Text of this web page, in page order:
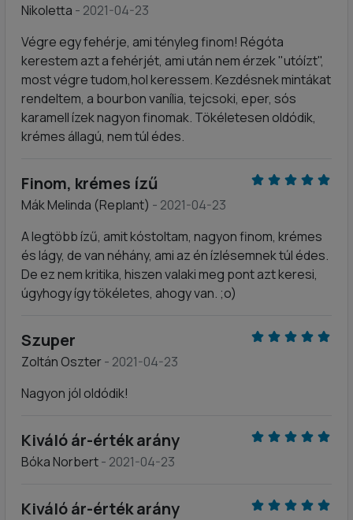
Nikoletta - 2021-04-23
Végre egy fehérje, ami tényleg finom! Régóta
kerestem azt a fehérjét, ami után nem érzek "utóízt",
most végre tudom,hol keressem. Kezdésnek mintákat
rendeltem, a bourbon vanília, tejcsoki, eper, sós
karamell ízek nagyon finomak. Tökéletesen oldódik,
krémes állagú, nem túl édes.
Finom, krémes ízű
Mák Melinda (Replant) - 2021-04-23
A legtöbb ízű, amit kóstoltam, nagyon finom, krémes
és lágy, de van néhány, ami az én ízlésemnek túl édes.
De ez nem kritika, hiszen valaki meg pont azt keresi,
úgyhogy így tökéletes, ahogy van. ;o)
Szuper
Zoltán Oszter- 2021-04-23
Nagyon jól oldódik!
Kiváló ár-érték arány
Bóka Norbert- 2021-04-23
Kiváló ár-érték arány